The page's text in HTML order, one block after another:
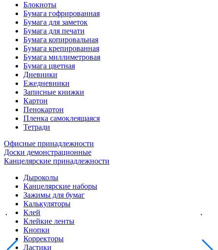
Блокноты
Бумага гофрированная
Бумага для заметок
Бумага для печати
Бумага копировальная
Бумага крепированная
Бумага миллиметровая
Бумага цветная
Дневники
Ежедневники
Записные книжки
Картон
Пенокартон
Пленка самоклеящаяся
Тетради
Офисные принадлежности
Доски демонстрационные
Канцелярские принадлежности
Дыроколы
Канцелярские наборы
Зажимы для бумаг
Калькуляторы
Клей
Клейкие ленты
Кнопки
Корректоры
Ластики